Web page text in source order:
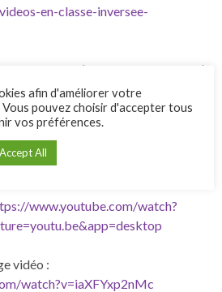
en-classe-inversee-
ou des vidéos (diverses applications)
rouen.fr/spip.php?
2017/01/how-
www.youtube.com/watch?
vidéo :
watch?v=iaXFYxp2nMc
afin d'améliorer votre
pouvez choisir d'accepter tous
vos préférences.
Accept All